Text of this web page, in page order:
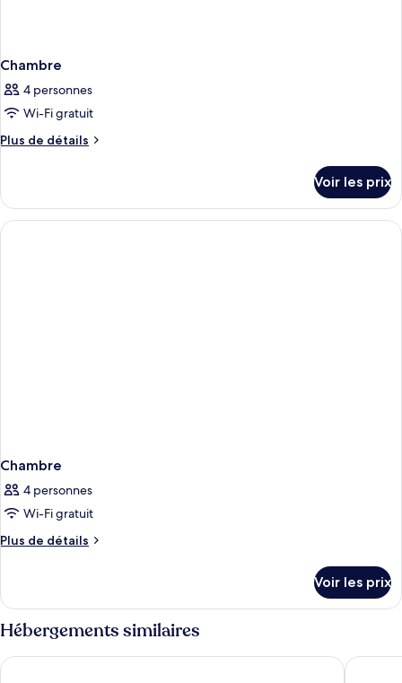
Chambre
4 personnes
Wi-Fi gratuit
Plus de détails
Plus
le
type
de
Voir les prix
Chambre
4 personnes
Wi-Fi gratuit
Plus de détails
Plus
le
type
de
chambre
Chambre
Voir les prix
Hébergements similaires
Tam Coc Holiday Retreat